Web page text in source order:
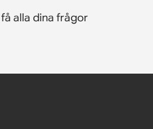
alla dina frågor